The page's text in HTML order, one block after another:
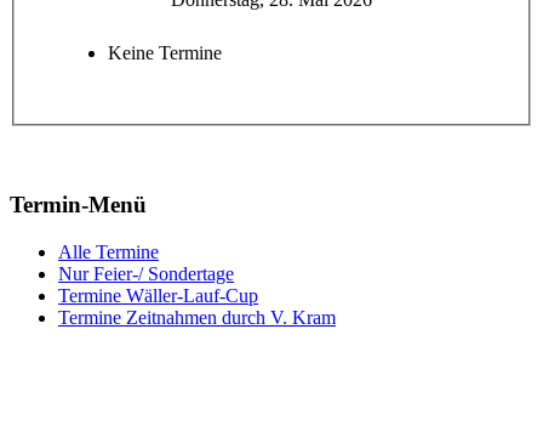
Keine Termine
Termin-Menü
Alle Termine
Nur Feier-/ Sondertage
Termine Wäller-Lauf-Cup
Termine Zeitnahmen durch V. Kram